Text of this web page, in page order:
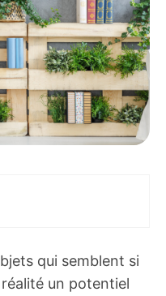
qui semblent si
un potentiel